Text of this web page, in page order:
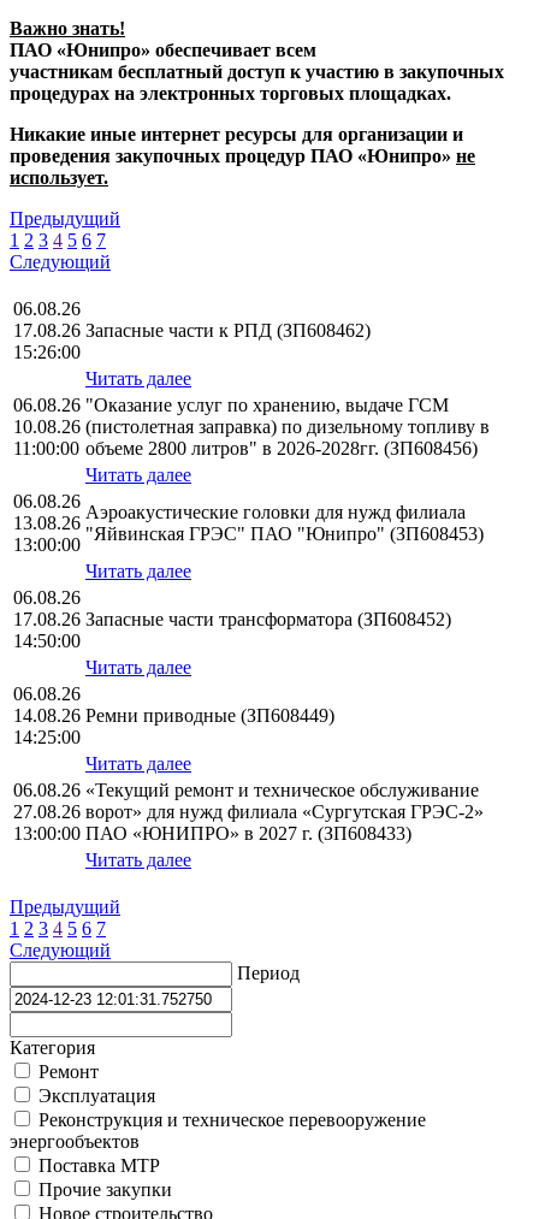
Важно знать!
ПАО «Юнипро» обеспечивает всем
участникам бесплатный доступ к участию в закупочных
процедурах на электронных торговых площадках.
Никакие иные интернет ресурсы для организации и
проведения закупочных процедур ПАО «Юнипро» не
использует.
Предыдущий
1 2 3 4 5 6 7
Следующий
06.08.26
17.08.26
15:26:00
Запасные части к РПД (ЗП608462)
Читать далее
06.08.26
10.08.26
11:00:00
"Оказание услуг по хранению, выдаче ГСМ
(пистолетная заправка) по дизельному топливу в
объеме 2800 литров" в 2026-2028гг. (ЗП608456)
Читать далее
06.08.26
13.08.26
13:00:00
Аэроакустические головки для нужд филиала
"Яйвинская ГРЭС" ПАО "Юнипро" (ЗП608453)
Читать далее
06.08.26
17.08.26
14:50:00
Запасные части трансформатора (ЗП608452)
Читать далее
06.08.26
14.08.26
14:25:00
Ремни приводные (ЗП608449)
Читать далее
06.08.26
27.08.26
13:00:00
«Текущий ремонт и техническое обслуживание
ворот» для нужд филиала «Сургутская ГРЭС-2»
ПАО «ЮНИПРО» в 2027 г. (ЗП608433)
Читать далее
Предыдущий
1 2 3 4 5 6 7
Следующий
Период
Категория
Ремонт
Эксплуатация
Реконструкция и техническое перевооружение
энергообъектов
Поставка МТР
Прочие закупки
Новое строительство